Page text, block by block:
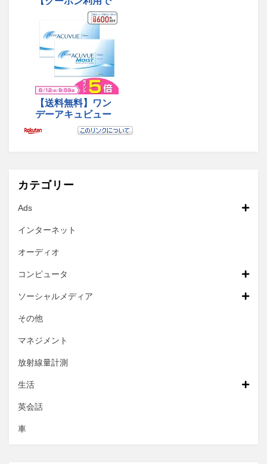
カテゴリー
Ads
インターネット
オーディオ
コンピュータ
ソーシャルメディア
その他
マネジメント
放射線量計測
生活
英会話
車